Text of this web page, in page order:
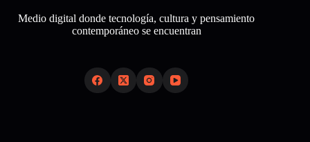
Medio digital donde tecnología, cultura y pensamiento
contemporáneo se encuentran